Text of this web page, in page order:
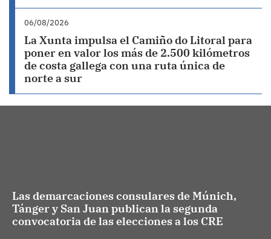
06/08/2026
La Xunta impulsa el Camiño do Litoral para
poner en valor los más de 2.500 kilómetros
de costa gallega con una ruta única de
norte a sur
Las demarcaciones consulares de Múnich,
Tánger y San Juan publican la segunda
convocatoria de las elecciones a los CRE